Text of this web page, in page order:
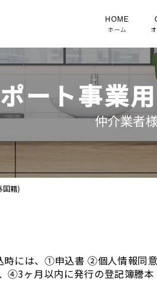
HOME
ホーム
ート事業
仲介業者
国籍)
時には、①申込書 ②個人情報同
④3ヶ月以内に発行の登記簿謄